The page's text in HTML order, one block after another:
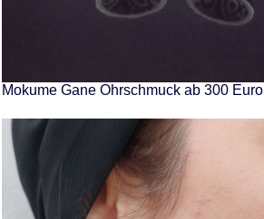
Mokume Gane Ohrschmuck ab 300 Euro